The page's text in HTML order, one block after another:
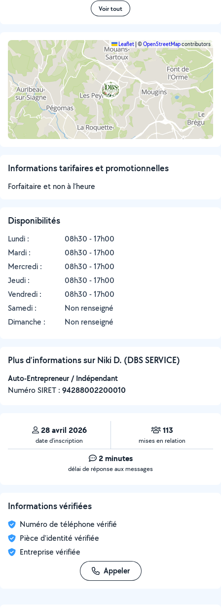
Voir tout
Leaflet ©OpenStreetMapcontributors
Informations tarifaires et promotionnelles
Forfaitaire et non à l’heure
Disponibilités
Lundi :
08h30 - 17h00
Mardi :
08h30 - 17h00
Mercredi :
08h30 - 17h00
Jeudi :
08h30 - 17h00
Vendredi :
08h30 - 17h00
Samedi :
Non renseigné
Dimanche :
Non renseigné
Plus d’informations sur Niki D. (DBS SERVICE)
Auto-Entrepreneur / Indépendant
Numéro SIRET : ‍94288002200010
28 avril 2026
date d’inscription
113
mises en relation
2 minutes
délai de réponse aux messages
Informations vérifiées
Numéro de téléphone vérifié
Pièce d'identité vérifiée
Entreprise vérifiée
Appeler